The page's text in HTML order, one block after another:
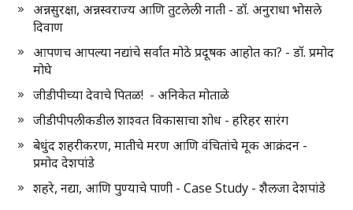
अन्नसुरक्षा, अन्नस्वराज्य आणि तुटलेली नाती - डॉ. अनुराधा भोसले
दिवाण
आपणच आपल्या नद्यांचे सर्वात मोठे प्रदूषक आहोत का? - डॉ. प्रमोद
मोघे
जीडीपीच्या देवाचे पितळ! - अनिकेत मोताळे
जीडीपीपलीकडील शाश्वत विकासाचा शोध - हरिहर सारंग
बेधुंद शहरीकरण, मातीचे मरण आणि वंचितांचे मूक आक्रंदन -
प्रमोद देशपांडे
शहरे, नद्या, आणि पुण्याचे पाणी - Case Study - शैलजा देशपांडे